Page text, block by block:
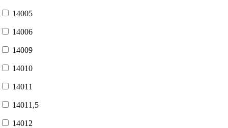
14005
14006
14009
14010
14011
14011,5
14012